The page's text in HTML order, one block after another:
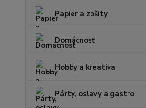
Papier a zošity
Domácnosť
Hobby a kreatíva
Párty, oslavy a gastro